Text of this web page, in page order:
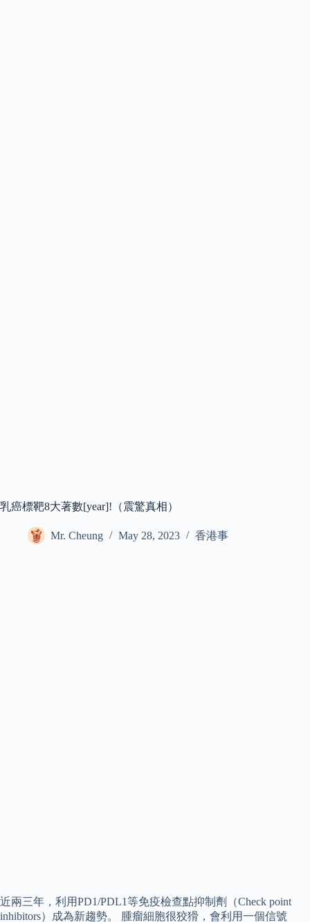
乳癌標靶8大著數[year]!（震驚真相）
Mr. Cheung May 28, 2023 香港事
近兩三年，利用PD1/PDL1等免疫檢查點抑制劑（Check point
inhibitors）成為新趨勢。 腫瘤細胞很狡猾，會利用一個信號